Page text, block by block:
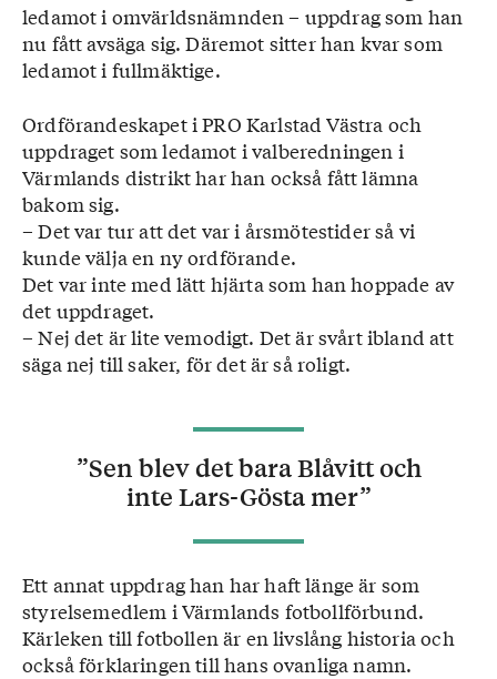
ledamot i omvärldsnämnden – uppdrag som han
nu fått avsäga sig. Däremot sitter han kvar som
ledamot i fullmäktige.
Ordförandeskapet i PRO Karlstad Västra och
uppdraget som ledamot i valberedningen i
Värmlands distrikt har han också fått lämna
bakom sig.
– Det var tur att det var i årsmötestider så vi
kunde välja en ny ordförande.
Det var inte med lätt hjärta som han hoppade av
det uppdraget.
– Nej det är lite vemodigt. Det är svårt ibland att
säga nej till saker, för det är så roligt.
”Sen blev det bara Blåvitt och
inte Lars-Gösta mer”
Ett annat uppdrag han har haft länge är som
styrelsemedlem i Värmlands fotbollförbund.
Kärleken till fotbollen är en livslång historia och
också förklaringen till hans ovanliga namn.